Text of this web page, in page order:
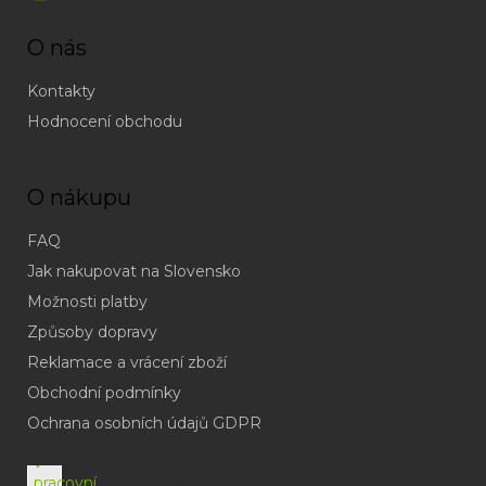
O nás
Kontakty
Hodnocení obchodu
O nákupu
FAQ
Jak nakupovat na Slovensko
Možnosti platby
Způsoby dopravy
Reklamace a vrácení zboží
Obchodní podmínky
Ochrana osobních údajů GDPR
(odpověď
do
v